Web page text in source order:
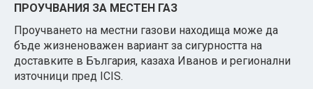
ПРОУЧВАНИЯ ЗА МЕСТЕН ГАЗ
Проучването на местни газови находища може да
бъде жизненоважен вариант за сигурността на
доставките в България, казаха Иванов и регионални
източници пред ICIS.